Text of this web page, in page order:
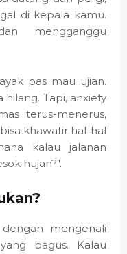
di kepala kamu.
mengganggu
pas mau ujian.
hilang. Tapi, anxiety
terus-menerus,
khawatir hal-hal
kalau jalanan
hujan?".
mengenali
bagus. Kalau